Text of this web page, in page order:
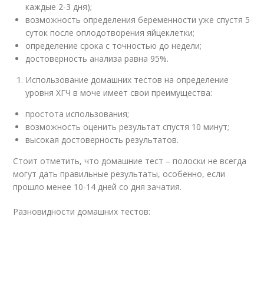
каждые 2-3 дня);
возможность определения беременности уже спустя 5
суток после оплодотворения яйцеклетки;
определение срока с точностью до недели;
достоверность анализа равна 95%.
Использование домашних тестов на определение
уровня ХГЧ в моче имеет свои преимущества:
простота использования;
возможность оценить результат спустя 10 минут;
высокая достоверность результатов.
Стоит отметить, что домашние тест – полоски не всегда
могут дать правильные результаты, особенно, если
прошло менее 10-14 дней со дня зачатия.
Разновидности домашних тестов: